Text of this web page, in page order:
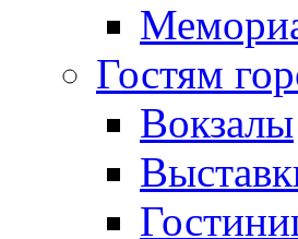
Гостям
Вокзалы